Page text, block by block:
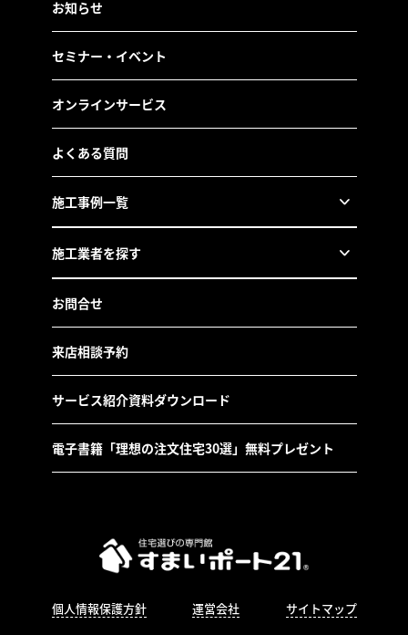
お知らせ
セミナー・イベント
オンラインサービス
よくある質問
施工事例一覧
施工業者を探す
お問合せ
来店相談予約
サービス紹介資料ダウンロード
電子書籍「理想の注文住宅30選」無料プレゼント
個人情報保護方針 運営会社 サイトマップ